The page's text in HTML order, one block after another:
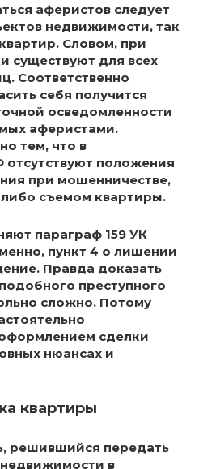
аферистов следует
недвижимости, так
Словом, при
существуют для всех
Соответственно
себя получится
осведомленности
аферистами.
тем, что в
отсутствуют положения
при мошенничестве,
съемом квартиры.
параграф 159 УК
пункт 4 о лишении
Правда доказать
преступного
сложно. Потому
сделки
нюансах и
квартиры
решившийся передать
в